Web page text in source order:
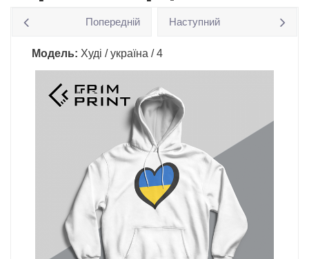
Попередній Наступний
Модель: Худі / україна / 4